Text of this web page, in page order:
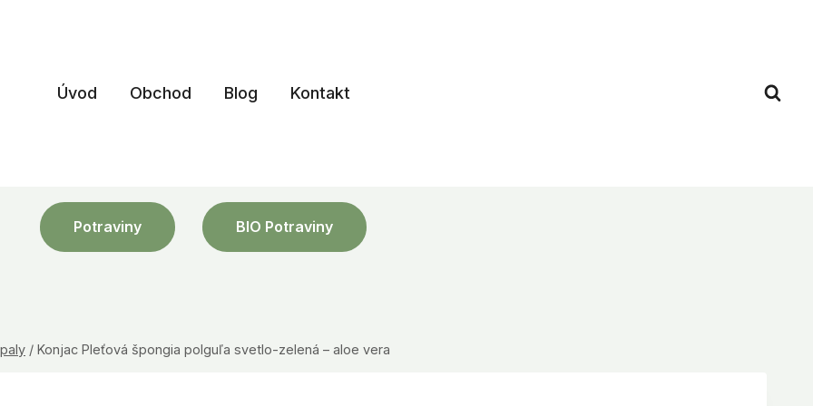
Úvod Obchod Blog Kontakt
Potraviny BIO Potraviny
/ Konjac Pleťová špongia polguľa svetlo-zelená – aloe vera